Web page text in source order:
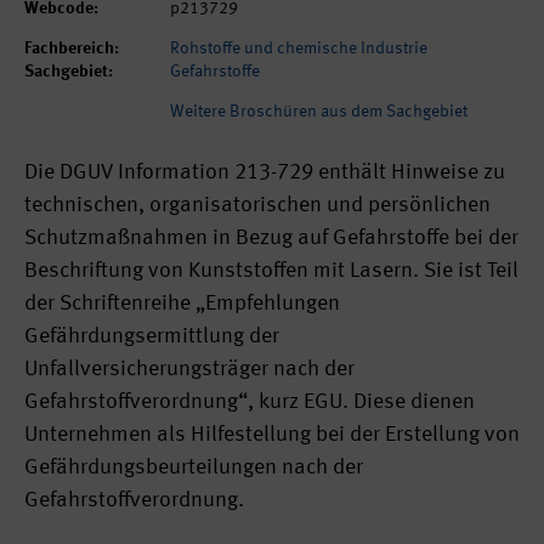
Webcode:
p213729
Fachbereich:
Rohstoffe und chemische Industrie
Sachgebiet:
Gefahrstoffe
Weitere Broschüren aus dem Sachgebiet
Die DGUV Information 213-729 enthält Hinweise zu
technischen, organisatorischen und persönlichen
Schutzmaßnahmen in Bezug auf Gefahrstoffe bei der
Beschriftung von Kunststoffen mit Lasern. Sie ist Teil
der Schriftenreihe „Empfehlungen
Gefährdungsermittlung der
Unfallversicherungsträger nach der
Gefahrstoffverordnung“, kurz EGU. Diese dienen
Unternehmen als Hilfestellung bei der Erstellung von
Gefährdungsbeurteilungen nach der
Gefahrstoffverordnung.